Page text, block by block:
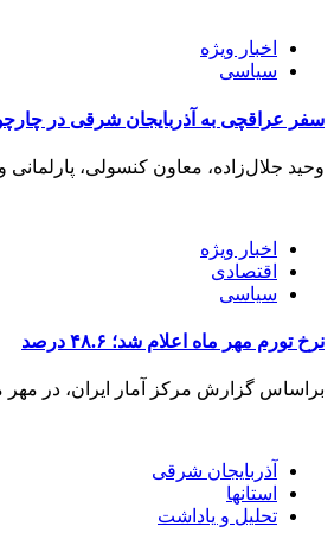
اخبار ویژه
سیاسی
سفر عراقچی به آذربایجان شرقی در
وحید جلال‌زاده، معاون کنسولی،
اخبار ویژه
اقتصادی
سیاسی
نرخ تورم مهر ماه اعلام شد؛ ۴۸.۶ درصد
براساس گزارش مرکز آمار ایران، در مهر ماه ۱۴۰۴، شاخص قیمت مصرف کننده خانوار‌های کشور به عدد ۴۰۳.۸
آذربایجان شرقی
استانها
تحلیل و یاداشت